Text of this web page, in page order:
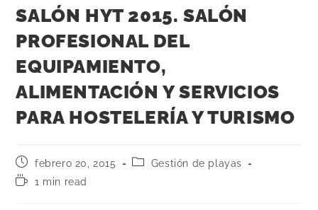
SALÓN HYT 2015. SALÓN
PROFESIONAL DEL
EQUIPAMIENTO,
ALIMENTACIÓN Y SERVICIOS
PARA HOSTELERÍA Y TURISMO
febrero 20, 2015
Gestión de playas
1 min read